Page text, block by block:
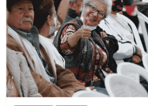
periodismo
digital
del
Politécnico
Grancolombiano